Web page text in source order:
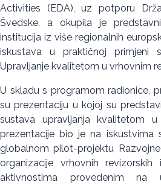
Activities (EDA), uz potporu
Švedske, a okupila je
institucija iz više regionalnih
iskustava u praktičnoj primjeni
Upravljanje kvalitetom u vrhovnim
U skladu s programom radionice,
su prezentaciju u kojoj su
sustava upravljanja kvalitetom
prezentacije bio je na iskustvima
globalnom pilot-projektu
organizacije vrhovnih revizorskih
aktivnostima provedenim na